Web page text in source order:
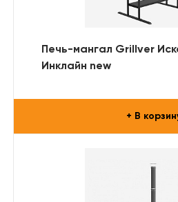
Печь-мангал Grillver
Инклайн new
+ В